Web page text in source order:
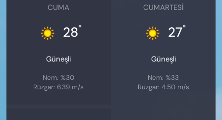
CUMA
28°
Güneşli
Nem: %30
Rüzgar: 6.39 m/s
CUMARTESI
27°
Güneşli
Nem: %33
Rüzgar: 4.50 m/s